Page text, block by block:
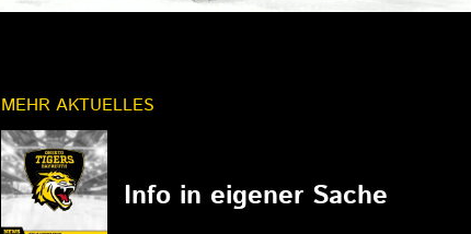
MEHR AKTUELLES
Info in eigener Sache